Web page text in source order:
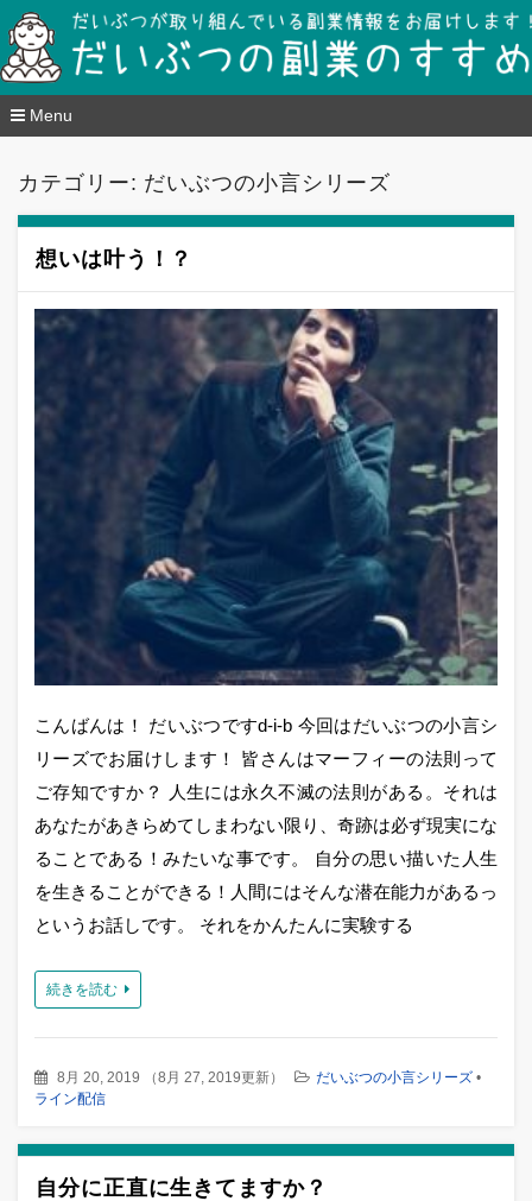
だいぶつの副業のすすめ mints-club
Menu
カテゴリー: だいぶつの小言シリーズ
想いは叶う！？
こんばんは！ だいぶつですd-i-b 今回はだいぶつの小言シ
リーズでお届けします！ 皆さんはマーフィーの法則って
ご存知ですか？ 人生には永久不滅の法則がある。それは
あなたがあきらめてしまわない限り、奇跡は必ず現実にな
ることである！みたいな事です。 自分の思い描いた人生
を生きることができる！人間にはそんな潜在能力があるっ
というお話しです。 それをかんたんに実験する
続きを読む
8月 20, 2019 （8月 27, 2019更新） だいぶつの小言シリーズ •
ライン配信
自分に正直に生きてますか？